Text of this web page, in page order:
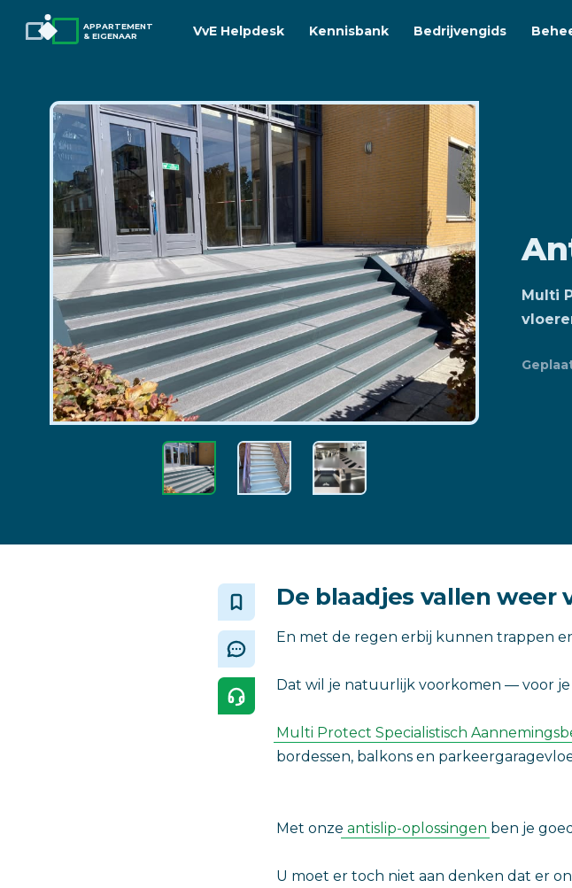
APPARTEMENT
& EIGENAAR
VvE Helpdesk Kennisbank Bedrijvengids
Multi
‎De blaadjes vallen weer
En met de regen erbij kunnen trappen
Dat wil je natuurlijk voorkomen — voor
Multi Protect Specialistisch
bordessen, balkons en
Met onze antislip-oplossingen ben je
‎U moet er toch niet aan denken dat er